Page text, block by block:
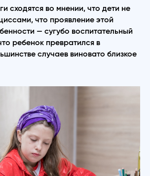
сходятся во мнении, что дети не
что проявление этой
— сугубо воспитательный
ребенок превратился в
случаев виновато близкое